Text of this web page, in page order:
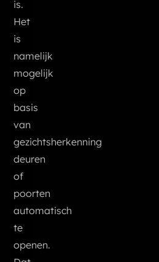
is.
Het
is
namelijk
mogelijk
op
basis
van
gezichtsherkenning
deuren
of
poorten
automatisch
te
openen.